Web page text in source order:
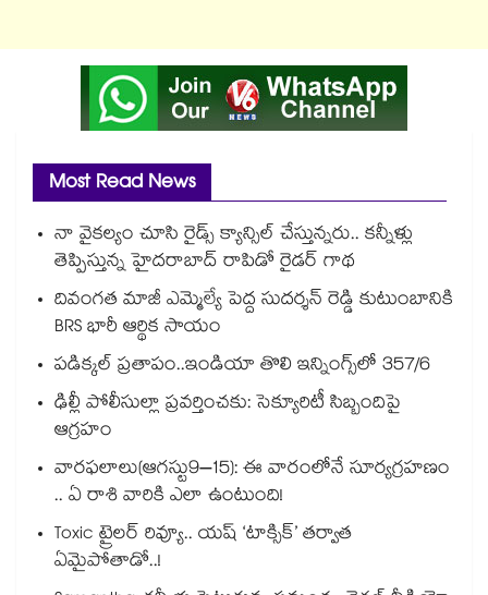
Most Read News
నా వైకల్యం చూసి రైడ్స్ క్యాన్సిల్ చేస్తున్నరు.. కన్నీళ్లు
తెప్పిస్తున్న హైదరాబాద్ రాపిడో రైడర్ గాథ
దివంగత మాజీ ఎమ్మెల్యే పెద్ద సుదర్శన్ రెడ్డి కుటుంబానికి
BRS భారీ ఆర్థిక సాయం
పడిక్కల్‌‌ ప్రతాపం..ఇండియా తొలి ఇన్నింగ్స్‌‌లో 357/6
ఢిల్లీ పోలీసుల్లా ప్రవర్తించకు: సెక్యూరిటీ సిబ్బందిపై
ఆగ్రహం
వారఫలాలు(ఆగస్టు9–15): ఈ వారంలోనే సూర్యగ్రహణం
.. ఏ రాశి వారికి ఎలా ఉంటుంది!
Toxic ట్రైలర్ రివ్యూ.. యష్ ‘టాక్సిక్’ తర్వాత
ఏమైపోతాడో..!